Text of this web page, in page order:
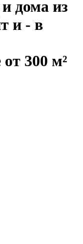
дома из
и - в
300 м²